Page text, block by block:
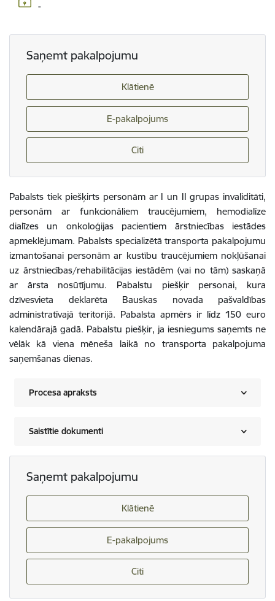
-
Saņemt pakalpojumu
Klātienē
E-pakalpojums
Citi
Pabalsts tiek piešķirts personām ar I un II grupas invaliditāti,
personām ar funkcionāliem traucējumiem, hemodialīze
dialīzes un onkoloģijas pacientiem ārstniecības iestādes
apmeklējumam. Pabalsts specializētā transporta pakalpojumu
izmantošanai personām ar kustību traucējumiem nokļūšanai
uz ārstniecības/rehabilitācijas iestādēm (vai no tām) saskaņā
ar ārsta nosūtījumu. Pabalstu piešķir personai, kura
dzīvesvieta deklarēta Bauskas novada pašvaldības
administratīvajā teritorijā. Pabalsta apmērs ir līdz 150 euro
kalendārajā gadā. Pabalstu piešķir, ja iesniegums saņemts ne
vēlāk kā viena mēneša laikā no transporta pakalpojuma
saņemšanas dienas.
Procesa apraksts
Saistītie dokumenti
Saņemt pakalpojumu
Klātienē
E-pakalpojums
Citi